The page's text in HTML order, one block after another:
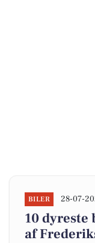
BILER 28-07-
10
af